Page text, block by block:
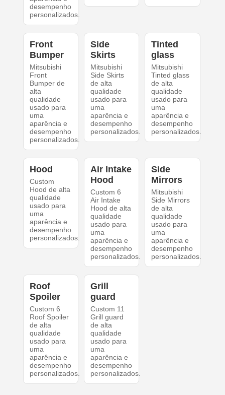
desempenho
personalizados.
Front
Bumper
Mitsubishi
Front
Bumper de
alta
qualidade
usado para
uma
aparência e
desempenho
personalizados.
Side
Skirts
Mitsubishi
Side Skirts
de alta
qualidade
usado para
uma
aparência e
desempenho
personalizados.
Tinted
glass
Mitsubishi
Tinted glass
de alta
qualidade
usado para
uma
aparência e
desempenho
personalizados.
Hood
Custom
Hood de alta
qualidade
usado para
uma
aparência e
desempenho
personalizados.
Air Intake
Hood
Custom 6
Air Intake
Hood de alta
qualidade
usado para
uma
aparência e
desempenho
personalizados.
Side
Mirrors
Mitsubishi
Side Mirrors
de alta
qualidade
usado para
uma
aparência e
desempenho
personalizados.
Roof
Spoiler
Custom 6
Roof Spoiler
de alta
qualidade
usado para
uma
aparência e
desempenho
personalizados.
Grill
guard
Custom 11
Grill guard
de alta
qualidade
usado para
uma
aparência e
desempenho
personalizados.